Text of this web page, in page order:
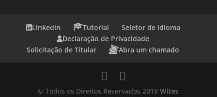
Linkedin Tutorial
Seletor de idioma
Declaração de Privacidade
Solicitação de Titular
Abra um chamado
© Todos os Direitos Reservados 2018Witec